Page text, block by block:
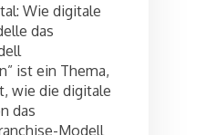
Wie digitale
das
ist ein Thema,
wie die digitale
das
Modell